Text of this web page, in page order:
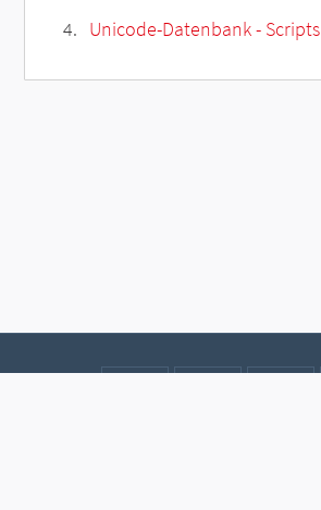
Unicode-Datenbank - Scripts